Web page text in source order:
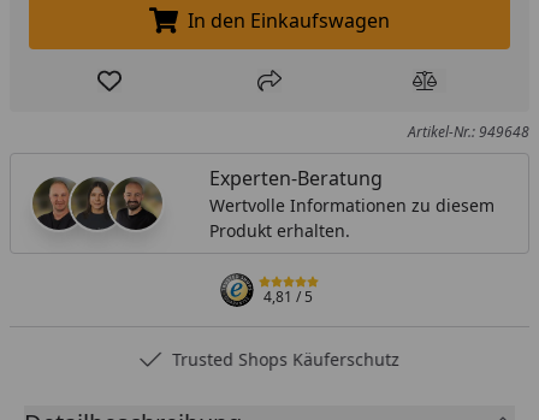
In den Einkaufswagen legen
In den Einkaufswagen
Produkt zur Wunschliste hinzufügen
Teilen Produkt
Artikel-Nr.: 949648
Experten-Beratung
Wertvolle Informationen zu diesem
Produkt erhalten.
4,81/ 5
Trusted Shops Käuferschutz